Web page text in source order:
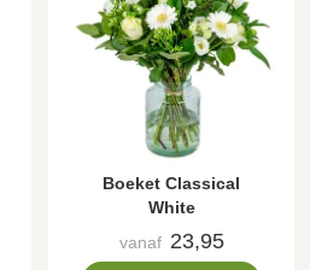
Boeket Classical
White
vanaf 23,95